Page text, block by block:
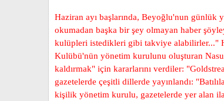
Haziran ayı başlarında, Beyoğlu'nun günlük
okumadan başka bir şey olmayan haber
kulüpleri istedikleri gibi takviye alabilirler..."
Kulübü'nün yönetim kurulunu oluşturan
kaldırmak" için kararlarını verdiler:
gazetelerde çeşitli dillerde yayınlandı:
kişilik yönetim kurulu, gazetelerde yer alan